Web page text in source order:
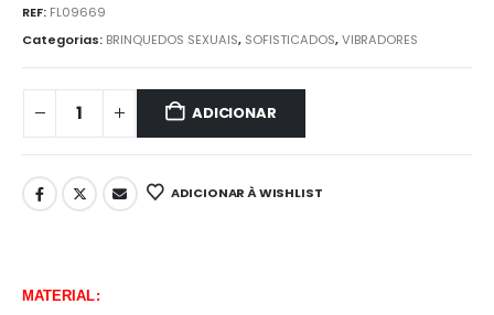
REF: FL09669
Categorias: BRINQUEDOS SEXUAIS, SOFISTICADOS,VIBRADORES
ADICIONAR
ADICIONAR À WISHLIST
MATERIAL: